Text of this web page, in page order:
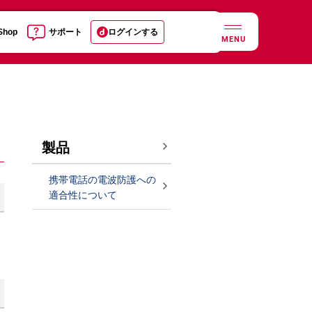
サポート ログインする
MENU
製品
携帯電話の電波防護への
適合性について